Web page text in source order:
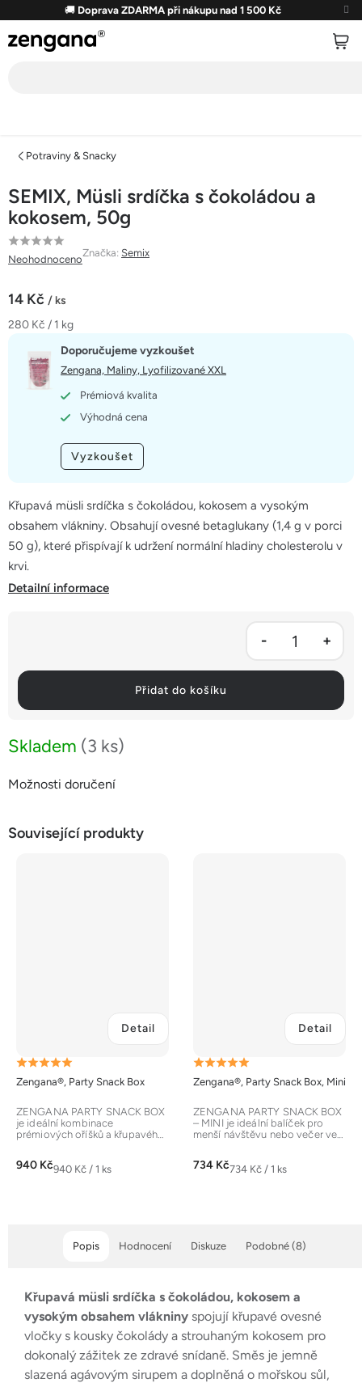
obsah
🚚 Doprava ZDARMA při nákupu nad 1 500 Kč
Potraviny & Snacky
SEMIX, Müsli srdíčka s čokoládou a
kokosem, 50g
Průměrné
hodnocení
je
0,0
hvězdiček.
Neohodnoceno
Značka: Semix
14 Kč / ks
Měrná
280 Kč / 1 kg
Skladem (3 ks)
Možnosti doručení
Přidat do košíku
Křupavá müsli srdíčka s čokoládou, kokosem a vysokým
obsahem vlákniny. Obsahují ovesné betaglukany (1,4 g v porci
50 g), které přispívají k udržení normální hladiny cholesterolu v
krvi.
Doporučujeme vyzkoušet
Zengana, Maliny, Lyofilizované XXL
Prémiová kvalita
Výhodná cena
Vyzkoušet
Detailní informace
Související produkty
Zengana®, Party Snack Box
Průměrné
hodnocení
produktu
je
z
940 KčMěrná
940 Kč / 1 ks
Detail
ZENGANA PARTY SNACK BOX
je ideální kombinace
prémiových oříšků a křupavého
Zengana®, Party Snack Box, Mini
Průměrné
hodnocení
produktu
je
z
734 KčMěrná
734 Kč / 1 ks
Detail
ZENGANA PARTY SNACK BOX
– MINI je ideální balíček pro
menší návštěvu nebo večer ve
Popis Podobné (8)
Hodnocení Diskuze
Křupavá müsli srdíčka s čokoládou, kokosem a
vysokým obsahem vlákniny spojují křupavé ovesné
vločky s kousky čokolády a strouhaným kokosem pro
dokonalý zážitek ze zdravé snídaně. Směs je jemně
slazená agávovým sirupem a doplněná o mořskou sůl,